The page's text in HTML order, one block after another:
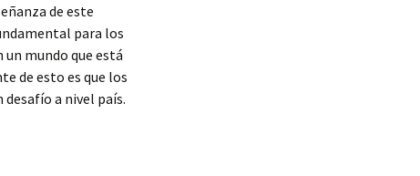
de este
para los
mundo que está
de esto es que los
a nivel país.